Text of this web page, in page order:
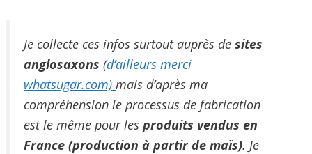
Je collecte ces infos surtout auprès de sites
anglosaxons (d’ailleurs merci
whatsugar.com) mais d’après ma
compréhension le processus de fabrication
est le même pour les produits vendus en
France (production à partir de maïs). Je